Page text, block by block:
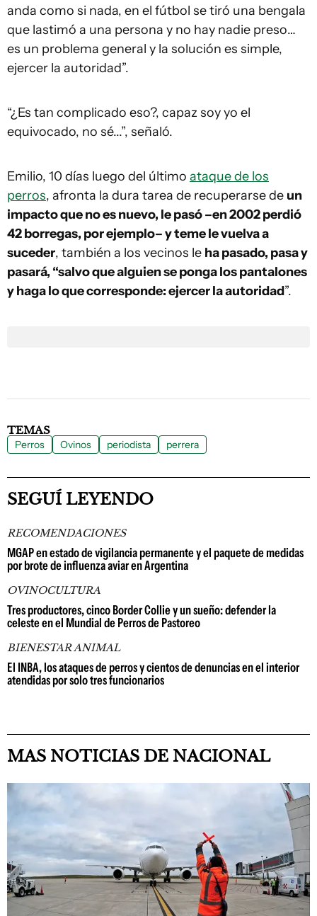
anda como si nada, en el fútbol se tiró una bengala
que lastimó a una persona y no hay nadie preso…
es un problema general y la solución es simple,
ejercer la autoridad”.
“¿Es tan complicado eso?, capaz soy yo el
equivocado, no sé...”, señaló.
Emilio, 10 días luego del último ataque de los
perros, afronta la dura tarea de recuperarse de un
impacto que no es nuevo, le pasó –en 2002 perdió
42 borregas, por ejemplo– y teme le vuelva a
suceder, también a los vecinos le ha pasado, pasa y
pasará, “salvo que alguien se ponga los pantalones
y haga lo que corresponde: ejercer la autoridad”.
TEMAS
Perros Ovinos periodista perrera
SEGUÍ LEYENDO
RECOMENDACIONES
MGAP en estado de vigilancia permanente y el paquete de medidas
por brote de influenza aviar en Argentina
OVINOCULTURA
Tres productores, cinco Border Collie y un sueño: defender la
celeste en el Mundial de Perros de Pastoreo
BIENESTAR ANIMAL
El INBA, los ataques de perros y cientos de denuncias en el interior
atendidas por solo tres funcionarios
MAS NOTICIAS DE NACIONAL